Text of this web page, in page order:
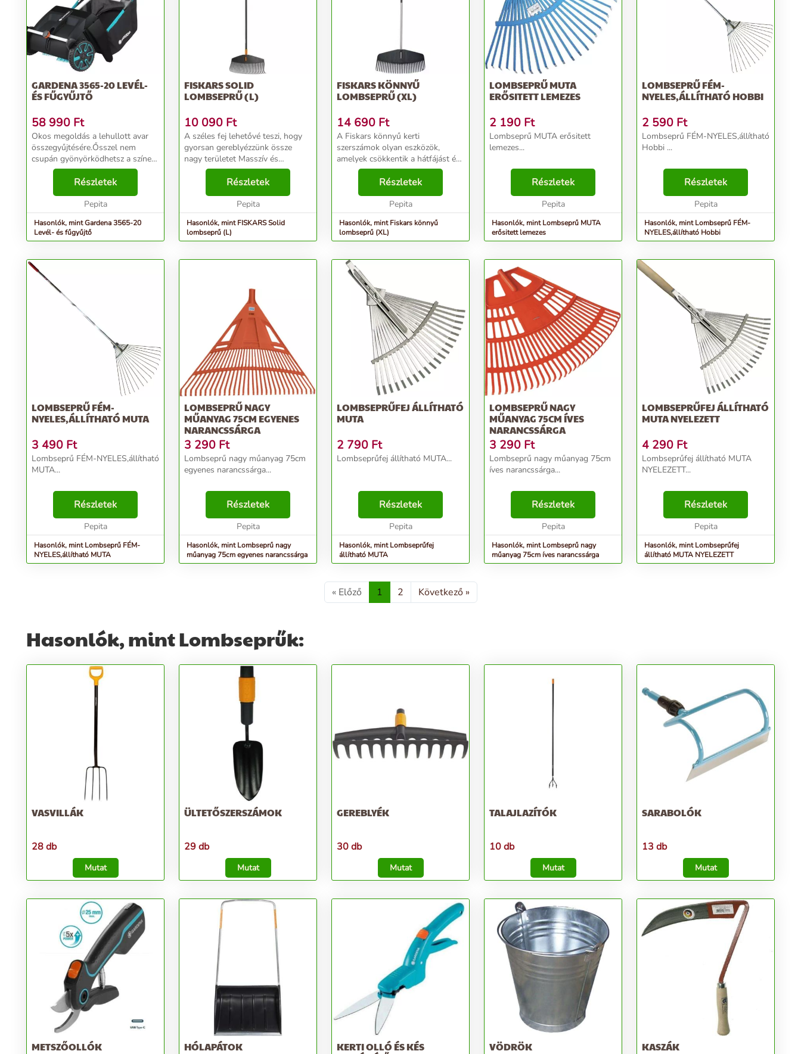
GARDENA 3565-20 LEVÉL-
ÉS FŰGYŰJTŐ
58 990 Ft
Okos megoldás a lehullott avar
összegyűjtésére.Ősszel nem
csupán gyönyörködhetsz a színes
lomokban, de a lehullott leveleket
is össze kell gyűjteni. A gyepnek
levegőre van szüksége, ezért fel
Részletek
Pepita
Hasonlók, mint Gardena 3565-20
Levél- és fűgyűjtő
FISKARS SOLID
LOMBSEPRŰ (L)
10 090 Ft
A széles fej lehetővé teszi, hogy
gyorsan gereblyézzünk össze
nagy területet Masszív és
rugalmas fogak speciális
fejgeometriával, ami
megakadályozza, hogy a gallyak
és levelek a fogak közé akadjana...
Részletek
Pepita
Hasonlók, mint FISKARS Solid
lombseprű (L)
FISKARS KÖNNYŰ
LOMBSEPRŰ (XL)
14 690 Ft
A Fiskars könnyű kerti
szerszámok olyan eszközök,
amelyek csökkentik a hátfájást és
megkönnyítik a kerti munkát.
Súlyuk csekély, a nyél műanyag
borítású alumínium, ergonomikus,
csepp alakú puha markol...
Részletek
Pepita
Hasonlók, mint Fiskars könnyű
lombseprű (XL)
LOMBSEPRŰ MUTA
ERŐSITETT LEMEZES
2 190 Ft
Lombseprű MUTA erősitett
lemezes...
Részletek
Pepita
Hasonlók, mint Lombseprű MUTA
erősitett lemezes
LOMBSEPRŰ FÉM-
NYELES,ÁLLÍTHATÓ HOBBI
2 590 Ft
Lombseprű FÉM-NYELES,állítható
Hobbi ...
Részletek
Pepita
Hasonlók, mint Lombseprű FÉM-
NYELES,állítható Hobbi
LOMBSEPRŰ FÉM-
NYELES,ÁLLÍTHATÓ MUTA
3 490 Ft
Lombseprű FÉM-NYELES,állítható
MUTA...
Részletek
Pepita
Hasonlók, mint Lombseprű FÉM-
NYELES,állítható MUTA
LOMBSEPRŰ NAGY
MŰANYAG 75CM EGYENES
NARANCSSÁRGA
3 290 Ft
Lombseprű nagy műanyag 75cm
egyenes narancssárga...
Részletek
Pepita
Hasonlók, mint Lombseprű nagy
műanyag 75cm egyenes narancssárga
LOMBSEPRŰFEJ ÁLLÍTHATÓ
MUTA
2 790 Ft
Lombseprűfej állítható MUTA...
Részletek
Pepita
Hasonlók, mint Lombseprűfej
állítható MUTA
LOMBSEPRŰ NAGY
MŰANYAG 75CM ÍVES
NARANCSSÁRGA
3 290 Ft
Lombseprű nagy műanyag 75cm
íves narancssárga...
Részletek
Pepita
Hasonlók, mint Lombseprű nagy
műanyag 75cm íves narancssárga
LOMBSEPRŰFEJ ÁLLÍTHATÓ
MUTA NYELEZETT
4 290 Ft
Lombseprűfej állítható MUTA
NYELEZETT...
Részletek
Pepita
Hasonlók, mint Lombseprűfej
állítható MUTA NYELEZETT
« Előző 1 2 Következő »
Hasonlók, mint Lombseprűk:
VASVILLÁK
28 db
Mutat
ÜLTETŐSZERSZÁMOK
29 db
Mutat
GEREBLYÉK
30 db
Mutat
TALAJLAZÍTÓK
10 db
Mutat
SARABOLÓK
13 db
Mutat
METSZŐOLLÓK HÓLAPÁTOK
KERTI OLLÓ ÉS KÉS
VÖDRÖK KASZÁK